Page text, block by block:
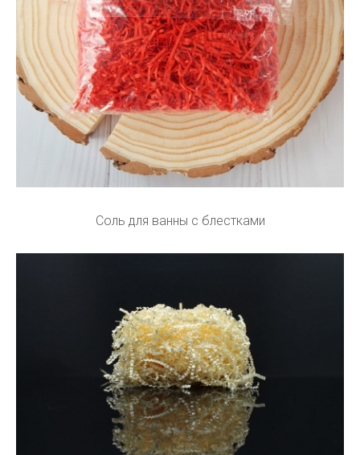
Соль для ванны с блестками